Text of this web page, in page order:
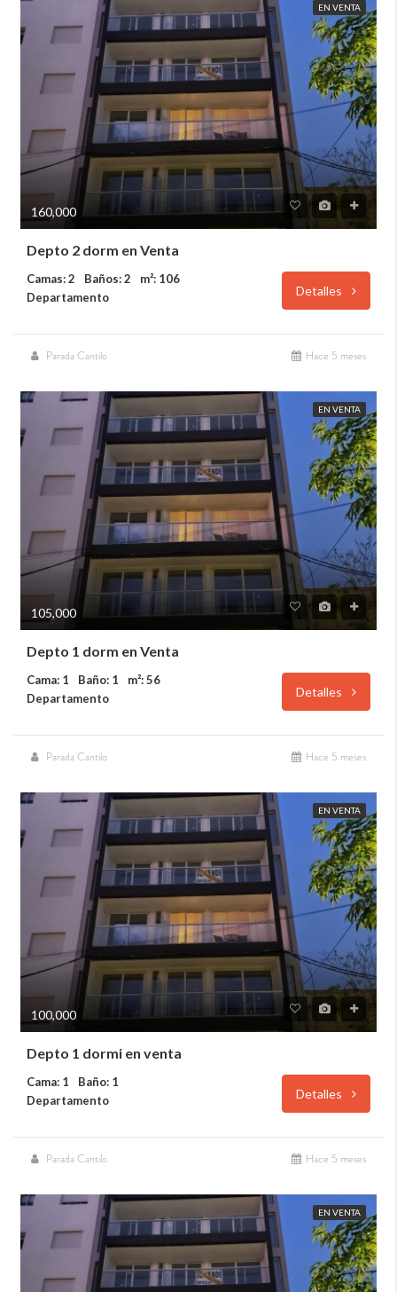
EN VENTA
160,000
Depto 2 dorm en Venta
Camas: 2 Baños: 2
m²: 106
Departamento
Detalles
Parada Cantilo Hace 5 meses
EN VENTA
105,000
Depto 1 dorm en Venta
Cama: 1 Baño: 1
m²: 56
Departamento
Detalles
Parada Cantilo Hace 5 meses
EN VENTA
100,000
Depto 1 dormi en venta
Cama: 1
Baño: 1
Departamento
Detalles
Parada Cantilo Hace 5 meses
EN VENTA